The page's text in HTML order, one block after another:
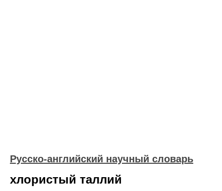
Русско-английский научный словарь
хлористый таллий